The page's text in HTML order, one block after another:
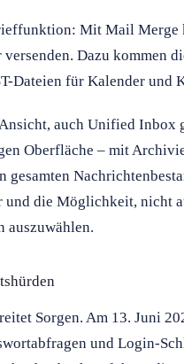
Mit Mail Merge
Dazu kommen
Dateien für Kalender und
auch Unified Inbox
Oberfläche – mit
die Möglichkeit, nicht
auszuwählen.
Sorgen. Am 13. Juni
und Login-